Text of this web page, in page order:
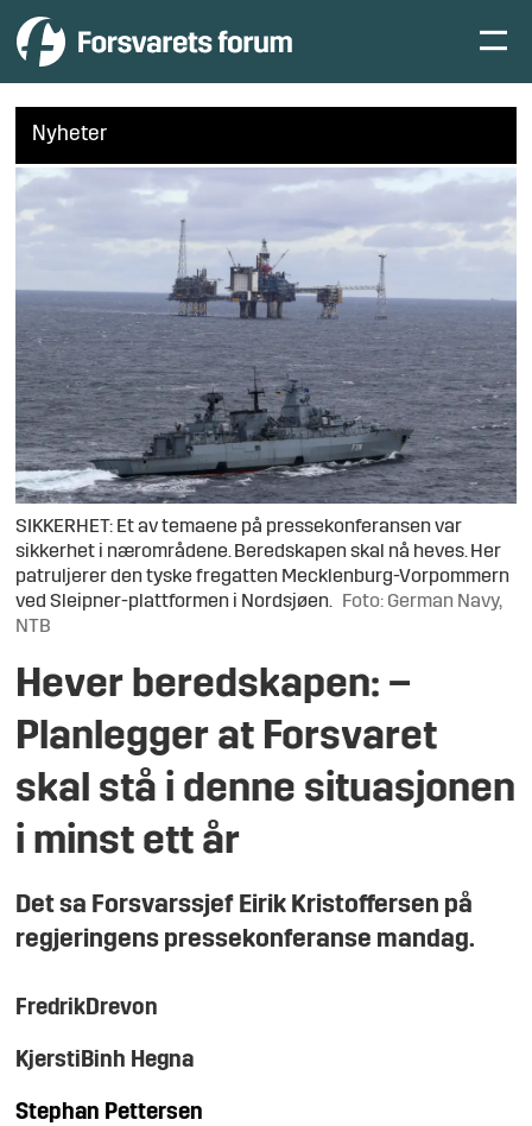
Nyheter
SIKKERHET: Et av temaene på pressekonferansen var
sikkerhet i nærområdene. Beredskapen skal nå heves. Her
patruljerer den tyske fregatten Mecklenburg-Vorpommern
ved Sleipner-plattformen i Nordsjøen.
Foto: German Navy,
NTB
Hever beredskapen: –
Planlegger at Forsvaret
skal stå i denne situasjonen
i minst ett år
Det sa Forsvarssjef Eirik Kristoffersen på
regjeringens pressekonferanse mandag.
FredrikDrevon
KjerstiBinh Hegna
Stephan Pettersen